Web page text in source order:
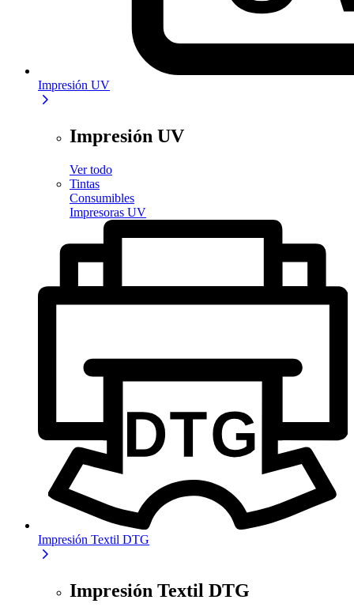
Impresión UV
Impresión UV
Ver todo
Tintas
Consumibles
Impresoras UV
Impresión Textil DTG
Impresión Textil DTG